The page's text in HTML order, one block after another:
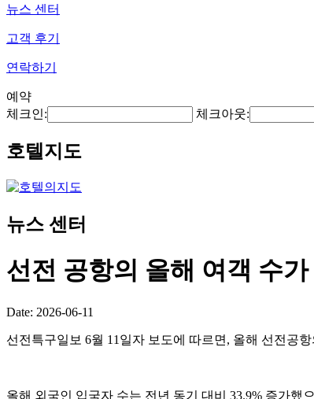
뉴스 센터
고객 후기
연락하기
예약
체크인:
체크아웃:
호텔지도
뉴스 센터
선전 공항의 올해 여객 수
Date: 2026-06-11
선전특구일보 6월 11일자 보도에 따르면, 올해 선전공
올해 외국인 입국자 수는 전년 동기 대비 33.9% 증가했